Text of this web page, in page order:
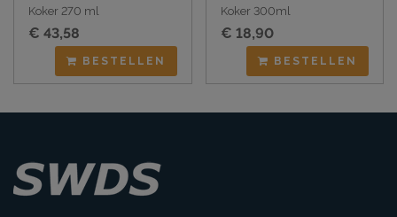
Koker 270 ml
€ 43,58
BESTELLEN
Koker 300ml
€ 18,90
BESTELLEN